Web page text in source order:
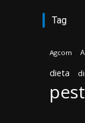
Tag
Agcom
dieta